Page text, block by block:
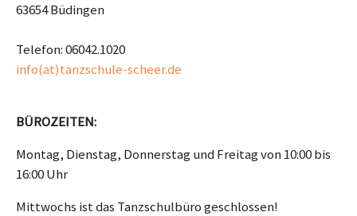
63654 Büdingen
Telefon: 06042.1020
info(at)tanzschule-scheer.de
BÜROZEITEN:
Montag, Dienstag, Donnerstag und Freitag von 10:00 bis
16:00 Uhr
Mittwochs ist das Tanzschulbüro geschlossen!